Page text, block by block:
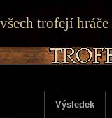
trofejí
Výsledek